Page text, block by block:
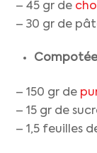
– 45 gr de
– 30 gr de
– 150 gr de
– 15 gr de
– 1,5 feuilles